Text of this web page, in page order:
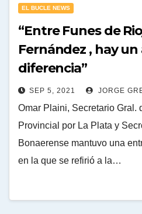
EL BUCLE NEWS
“Entre Funes de
Fernández , hay
diferencia”
SEP 5, 2021 JORGE
Omar Plaini, Secretario Gral.
Provincial por La Plata y
Bonaerense mantuvo una
en la que se refirió a la…